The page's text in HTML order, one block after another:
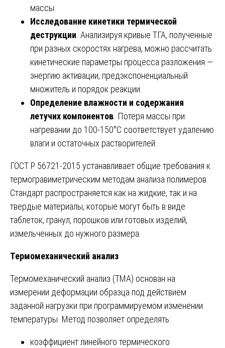
массы.
Исследование кинетики термической
деструкции . Анализируя кривые ТГА, полученные
при разных скоростях нагрева, можно рассчитать
кинетические параметры процесса разложения —
энергию активации, предэкспоненциальный
множитель и порядок реакции.
Определение влажности и содержания
летучих компонентов . Потеря массы при
нагревании до 100-150°C соответствует удалению
влаги и остаточных растворителей.
ГОСТ Р 56721-2015 устанавливает общие требования к
термогравиметрическим методам анализа полимеров.
Стандарт распространяется как на жидкие, так и на
твердые материалы, которые могут быть в виде
таблеток, гранул, порошков или готовых изделий,
измельченных до нужного размера.
Термомеханический анализ
Термомеханический анализ (ТМА) основан на
измерении деформации образца под действием
заданной нагрузки при программируемом изменении
температуры. Метод позволяет определять:
коэффициент линейного термического